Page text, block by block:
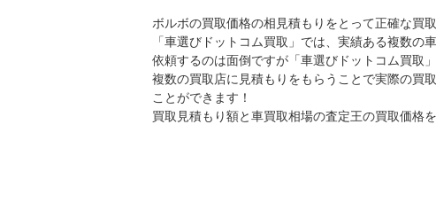
ボルボの買取価格の相見積もりをとって正確な買
「車選びドットコム買取」では、実績ある複数
依頼するのは面倒ですが「車選びドットコム買取
複数の買取店に見積もりをもらうことで実際の買
ことができます！
買取見積もり額と車買取相場の査定王の買取価格